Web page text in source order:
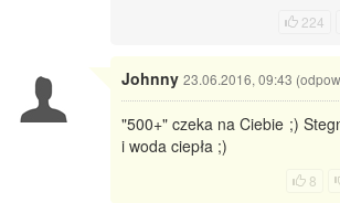
224
Johnny 23.06.2016, 09:43
"500+" czeka na Ciebie ;)
i woda ciepła ;)
8